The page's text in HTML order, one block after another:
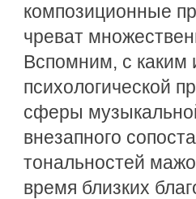
композиционные
чреват
Вспомним, с каким
психологической
сферы
внезапного
тональностей
время близких